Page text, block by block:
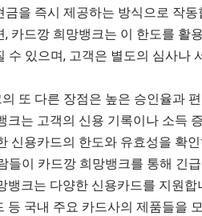
금을 즉시 제공하는 방식으로 작
, 카드깡 희망뱅크는 이 한도를 활
수 있으며, 고객은 별도의 심사나
또 다른 장점은 높은 승인율과
크는 고객의 신용 기록이나 소득
신용카드의 한도와 유효성을 확
들이 카드깡 희망뱅크를 통해 긴
뱅크는 다양한 신용카드를 지원
등 국내 주요 카드사의 제품들을